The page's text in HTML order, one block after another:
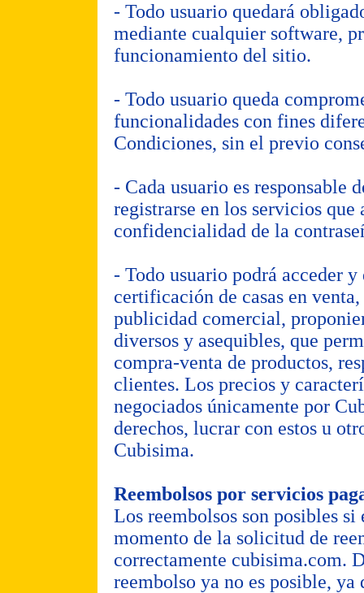
- Todo usuario quedará
mediante cualquier software,
funcionamiento del sitio.
- Todo usuario queda
funcionalidades con fines
Condiciones, sin el previo
- Cada usuario es responsable
registrarse en los servicios
confidencialidad de la
- Todo usuario podrá acceder
certificación de casas en
publicidad comercial,
diversos y asequibles, que
compra-venta de productos,
clientes. Los precios y
negociados únicamente por
derechos, lucrar con estos u
Cubisima.
Reembolsos por servicios
Los reembolsos son posibles
momento de la solicitud de
correctamente cubisima.com.
reembolso ya no es posible,